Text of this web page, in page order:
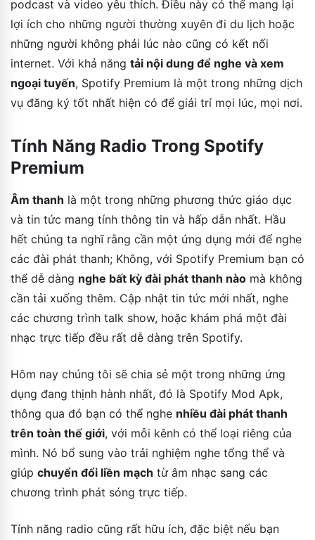
podcast và video yêu thích. Điều này có thể mang lại
lợi ích cho những người thường xuyên đi du lịch hoặc
những người không phải lúc nào cũng có kết nối
internet. Với khả năng tải nội dung để nghe và xem
ngoại tuyến, Spotify Premium là một trong những dịch
vụ đăng ký tốt nhất hiện có để giải trí mọi lúc, mọi nơi.
Tính Năng Radio Trong Spotify
Premium
Âm thanh là một trong những phương thức giáo dục
và tin tức mang tính thông tin và hấp dẫn nhất. Hầu
hết chúng ta nghĩ rằng cần một ứng dụng mới để nghe
các đài phát thanh; Không, với Spotify Premium bạn có
thể dễ dàng nghe bất kỳ đài phát thanh nào mà không
cần tải xuống thêm. Cập nhật tin tức mới nhất, nghe
các chương trình talk show, hoặc khám phá một đài
nhạc trực tiếp đều rất dễ dàng trên Spotify.
Hôm nay chúng tôi sẽ chia sẻ một trong những ứng
dụng đang thịnh hành nhất, đó là Spotify Mod Apk,
thông qua đó bạn có thể nghe nhiều đài phát thanh
trên toàn thế giới, với mỗi kênh có thể loại riêng của
mình. Nó bổ sung vào trải nghiệm nghe tổng thể và
giúp chuyển đổi liền mạch từ âm nhạc sang các
chương trình phát sóng trực tiếp.
Tính năng radio cũng rất hữu ích, đặc biệt nếu bạn